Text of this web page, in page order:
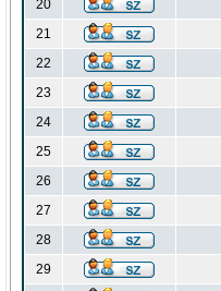
20
21
22
23
24
25
26
27
28
29